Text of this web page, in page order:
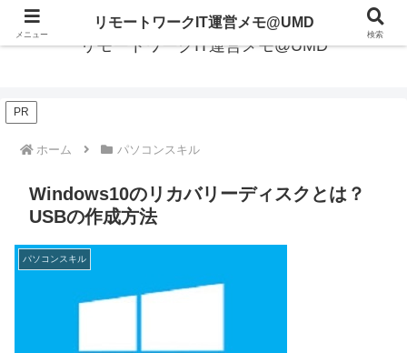
リモートワークIT運営メモ@UMD
PR
ホーム パソコンスキル
Windows10のリカバリーディスクとは？
USBの作成方法
パソコンスキル
メニュー
リモートワークIT運営メモ@UMD
検索